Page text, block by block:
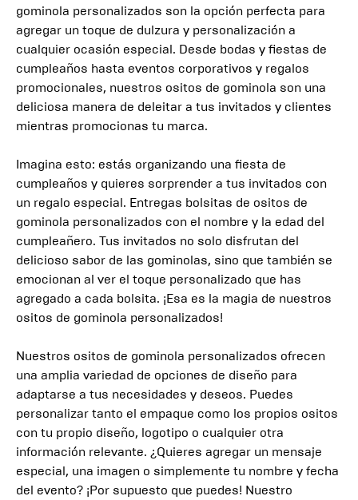
gominola personalizados son la opción perfecta para
agregar un toque de dulzura y personalización a
cualquier ocasión especial. Desde bodas y fiestas de
cumpleaños hasta eventos corporativos y regalos
promocionales, nuestros ositos de gominola son una
deliciosa manera de deleitar a tus invitados y clientes
mientras promocionas tu marca.
Imagina esto: estás organizando una fiesta de
cumpleaños y quieres sorprender a tus invitados con
un regalo especial. Entregas bolsitas de ositos de
gominola personalizados con el nombre y la edad del
cumpleañero. Tus invitados no solo disfrutan del
delicioso sabor de las gominolas, sino que también se
emocionan al ver el toque personalizado que has
agregado a cada bolsita. ¡Esa es la magia de nuestros
ositos de gominola personalizados!
Nuestros ositos de gominola personalizados ofrecen
una amplia variedad de opciones de diseño para
adaptarse a tus necesidades y deseos. Puedes
personalizar tanto el empaque como los propios ositos
con tu propio diseño, logotipo o cualquier otra
información relevante. ¿Quieres agregar un mensaje
especial, una imagen o simplemente tu nombre y fecha
del evento? ¡Por supuesto que puedes! Nuestro